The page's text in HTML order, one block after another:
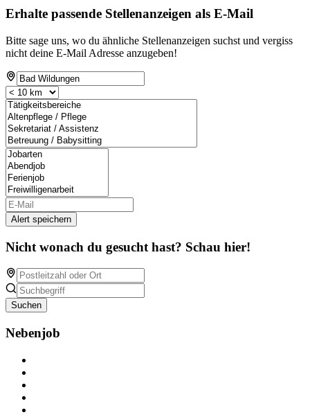
Erhalte passende Stellenanzeigen als E-Mail
Bitte sage uns, wo du ähnliche Stellenanzeigen suchst und vergiss
nicht deine E-Mail Adresse anzugeben!
Alert speichern
Nicht wonach du gesucht hast? Schau hier!
Suchen
Nebenjob